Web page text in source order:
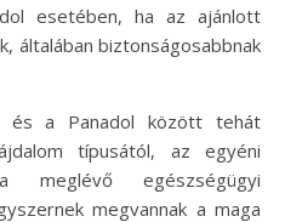
esetében, ha az ajánlott
általában biztonságosabbnak
és a Panadol között tehát
típusától, az egyéni
meglévő egészségügyi
megvannak a maga